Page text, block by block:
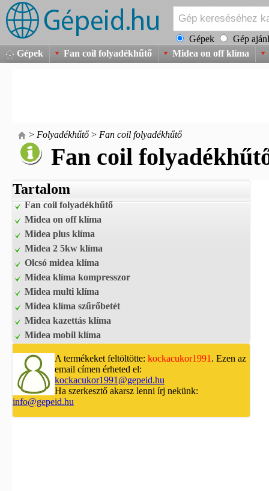
Gépek
Gép
Gépek
Fan coil folyadékhűtő Midea on off klíma
> Folyadékhűtő> Fan coil folyadékhűtő
Fan coil
Tartalom
Fan coil folyadékhűtő
Midea on off klíma
Midea plus klíma
Midea 2 5kw klíma
Olcsó midea klíma
Midea klíma kompresszor
Midea multi klíma
Midea klíma szűrőbetét
Midea kazettás klíma
Midea mobil klíma
A termékeket feltöltötte: kockacukor1991 . Ezen az
email címen érheted el:
kockacukor1991@gepeid.hu
Ha szerkesztő akarsz lenni írj nekünk:
info@gepeid.hu